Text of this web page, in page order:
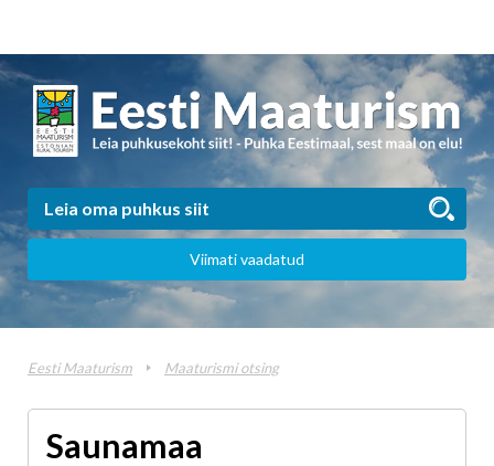
Viimati vaadatud
Eesti Maaturism Maaturismi otsing
Saunamaa